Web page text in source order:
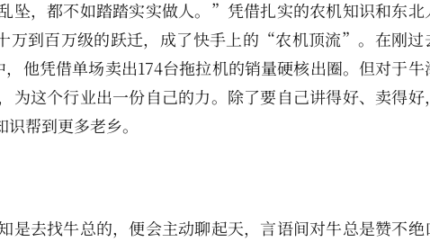
坠，都不如踏踏实实做人。”凭借扎实的农机知识和东北
万到百万级的跃迁，成了快手上的“农机顶流”。在刚过
他凭借单场卖出174台拖拉机的销量硬核出圈。但对于牛
为这个行业出一份自己的力。除了要自己讲得好、卖得好
帮到更多老乡。
去找牛总的，便会主动聊起天，言语间对牛总是赞不绝